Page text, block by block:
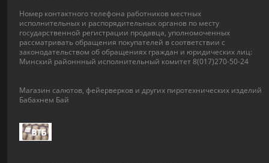
Номер контактного телефона работников местных
исполнительных и распорядительных органов по месту
государственной регистрации продавца, уполномоченных
рассматривать обращения покупателей в соответствии с
законодательством об обращениях граждан и юридических лиц:
Минский районнный исполнительный комитет 8(017)270-50-24
Магазин салютов, фейерверков и других пиротехнических изделий
Бабахнем Бай